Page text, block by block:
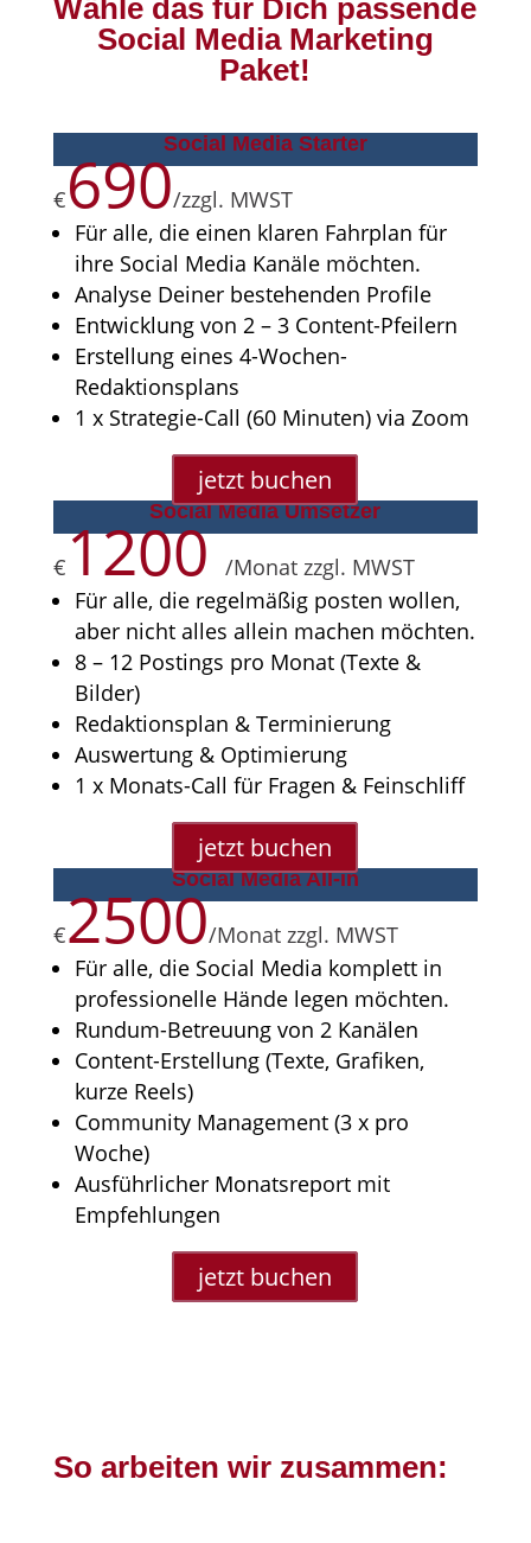
Wähle das für Dich passende
Social Media Marketing
Paket!
Social Media Starter
€690/zzgl. MWST
Für alle, die einen klaren Fahrplan für
ihre Social Media Kanäle möchten.
Analyse Deiner bestehenden Profile
Entwicklung von 2 – 3 Content-Pfeilern
Erstellung eines 4-Wochen-
Redaktionsplans
1 x Strategie-Call (60 Minuten) via Zoom
jetzt buchen
Social Media Umsetzer
€1200/Monat zzgl. MWST
Für alle, die regelmäßig posten wollen,
aber nicht alles allein machen möchten.
8 – 12 Postings pro Monat (Texte &
Bilder)
Redaktionsplan & Terminierung
Auswertung & Optimierung
1 x Monats-Call für Fragen & Feinschliff
jetzt buchen
Social Media All-in
€2500/Monat zzgl. MWST
Für alle, die Social Media komplett in
professionelle Hände legen möchten.
Rundum-Betreuung von 2 Kanälen
Content-Erstellung (Texte, Grafiken,
kurze Reels)
Community Management (3 x pro
Woche)
Ausführlicher Monatsreport mit
Empfehlungen
jetzt buchen
So arbeiten wir zusammen: